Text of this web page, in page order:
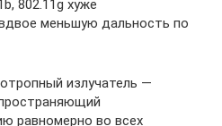
802.11g хуже
меньшую дальность по
излучатель —
равномерно во всех